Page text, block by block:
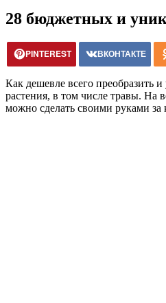
28 бюджетных и
PINTEREST ВКОНТАКТЕ
Как дешевле всего преобразить
растения, в том числе травы. На
можно сделать своими руками